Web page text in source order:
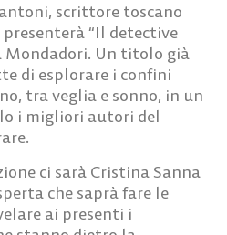
, scrittore toscano
“Il detective
Mondadori. Un titolo già
di esplorare i confini
tra veglia e sonno, in un
i migliori autori del
ci sarà Cristina Sanna
che saprà fare le
ai presenti i